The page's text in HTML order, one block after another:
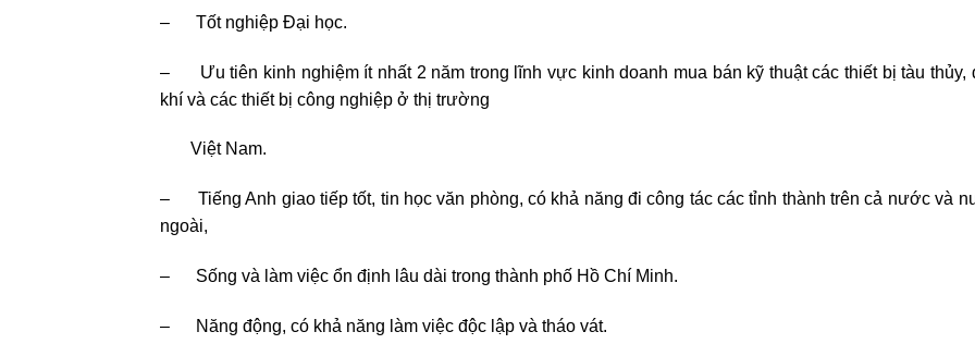
– Tốt nghiệp Đại học.
– Ưu tiên kinh nghiệm ít nhất 2 năm trong lĩnh vực kinh doanh mua bán kỹ thuật các thiết bị tàu thủy,
khí và các thiết bị công nghiệp ở thị trường
Việt Nam.
– Tiếng Anh giao tiếp tốt, tin học văn phòng, có khả năng đi công tác các tỉnh thành trên cả nước và
ngoài,
– Sống và làm việc ổn định lâu dài trong thành phố Hồ Chí Minh.
– Năng động, có khả năng làm việc độc lập và tháo vát.